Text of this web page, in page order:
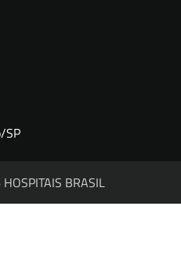
SP
HOSPITAIS BRASIL